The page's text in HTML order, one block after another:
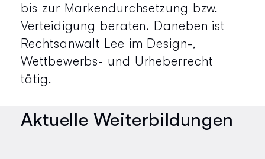
bis zur Markendurchsetzung bzw.
Verteidigung beraten. Daneben ist
Rechtsanwalt Lee im Design-,
Wettbewerbs- und Urheberrecht
tätig.
Aktuelle Weiterbildungen